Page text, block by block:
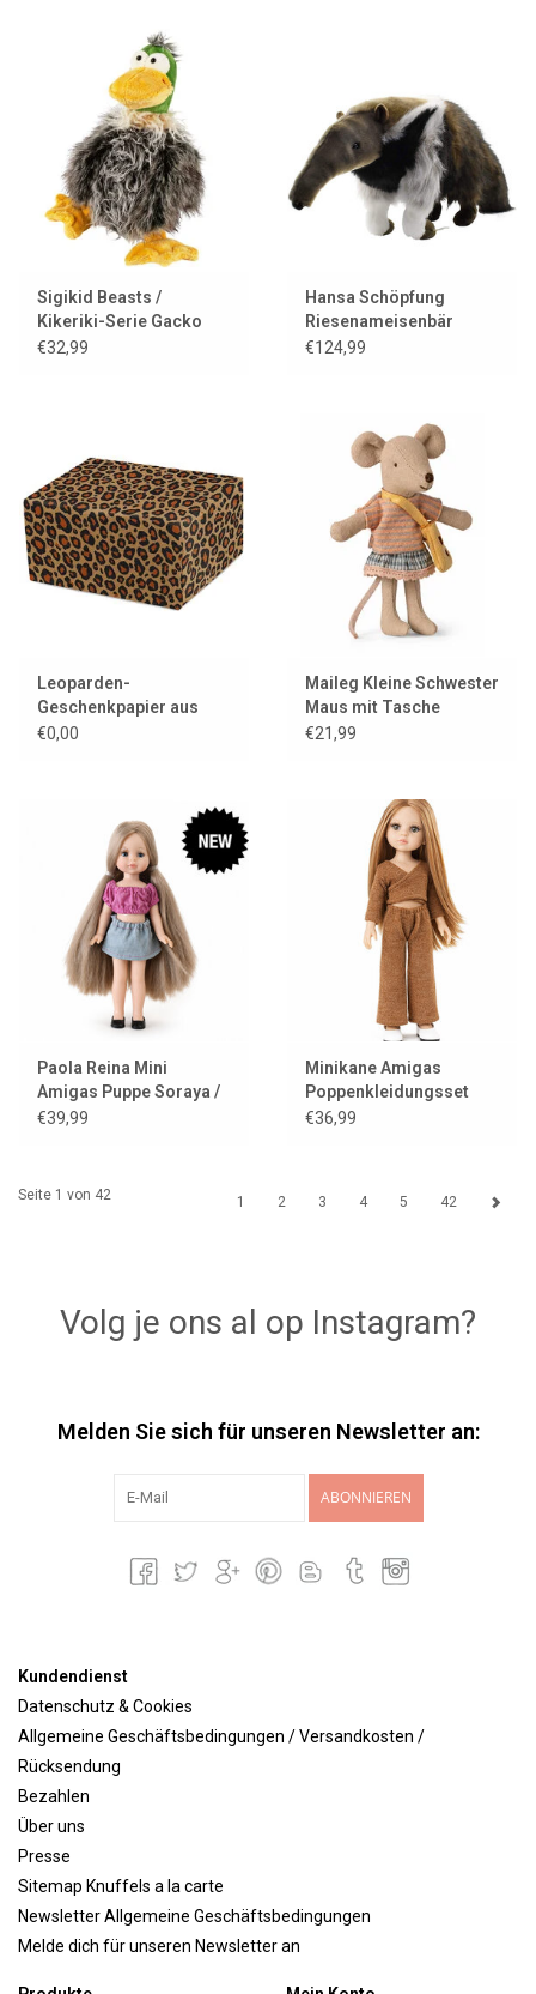
Sigikid Beasts /
Kikeriki-Serie Gacko
Gack Ente
€32,99
Hansa Schöpfung
Riesenameisenbär
€124,99
Leoparden-
Geschenkpapier aus
Kraftpapier
€0,00
Maileg Kleine Schwester
Maus mit Tasche
€21,99
Paola Reina Mini
Amigas Puppe Soraya /
21 cm
€39,99
Minikane Amigas
Poppenkleidungsset
Ensemble Cache-Coeur
€36,99
Seite 1 von 42 1 2 3 4 5 42
Volg je ons al op Instagram?
Melden Sie sich für unseren Newsletter an:
ABONNIEREN
Kundendienst
Datenschutz & Cookies
Allgemeine Geschäftsbedingungen / Versandkosten /
Rücksendung
Bezahlen
Über uns
Presse
Sitemap Knuffels a la carte
Newsletter Allgemeine Geschäftsbedingungen
Melde dich für unseren Newsletter an